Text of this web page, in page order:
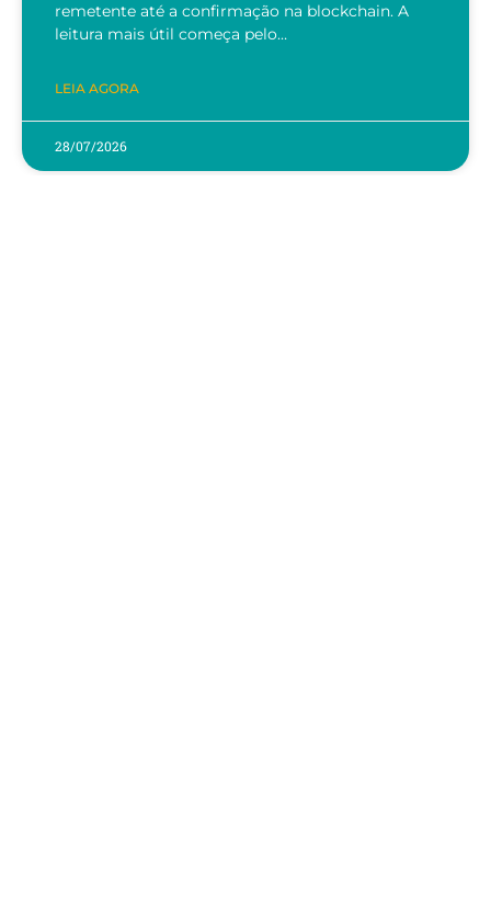
remetente até a confirmação na blockchain. A
leitura mais útil começa pelo…
LEIA AGORA
28/07/2026